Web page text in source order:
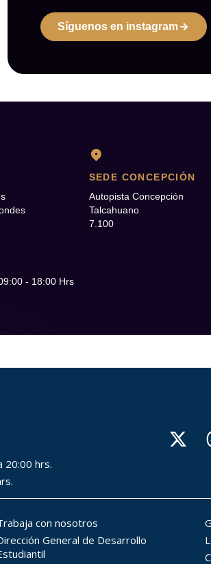
Síguenos en instagram
SEDE CONCEPCIÓN
Autopista Concepción
Talcahuano
7.100
- 18:00 Hrs